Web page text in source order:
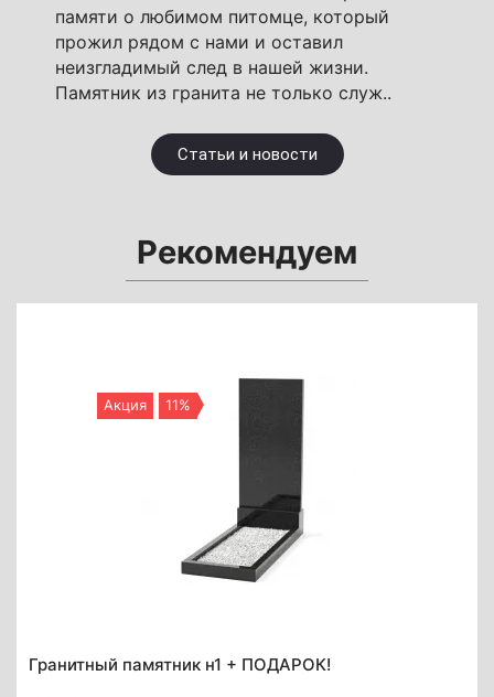
памяти о любимом питомце, который
прожил рядом с нами и оставил
неизгладимый след в нашей жизни.
Памятник из гранита не только служ..
Статьи и новости
Рекомендуем
Акция 11%
Гранитный памятник н1 + ПОДАРОК!